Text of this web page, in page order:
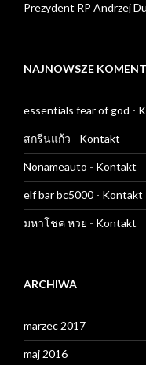
Prezydent RP Andrzej
NAJNOWSZE
essentials fear of god -
สกรีนแก้ว - Kontakt
Nonameauto - Kontakt
elf bar bc5000 - Kontakt
มหาโชค หวย - Kontakt
ARCHIWA
marzec 2017
maj 2016